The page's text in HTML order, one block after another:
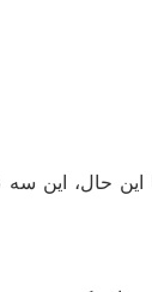
این حال، این